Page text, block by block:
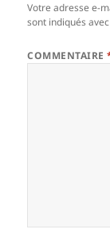
Votre adresse e-
sont indiqués
COMMENTAIRE